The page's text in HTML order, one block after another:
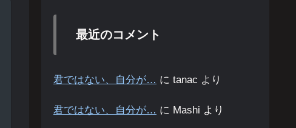
最近のコメント
君ではない、自分が… に tanac より
君ではない、自分が… に Mashi より